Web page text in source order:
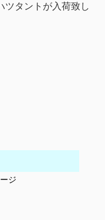
ツタントが入荷致し
ジ